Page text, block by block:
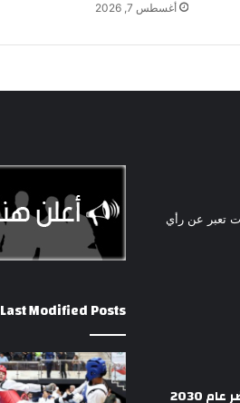
أغسطس 7, 2026
تعبر عن رأي
2030
Last Modified Posts